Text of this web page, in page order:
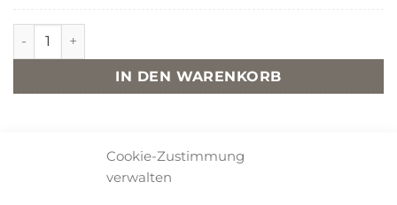
Cookie-Zustimmung
verwalten
KKNEKKI Faded Orange Menge
IN DEN WARENKORB
Beschreibung